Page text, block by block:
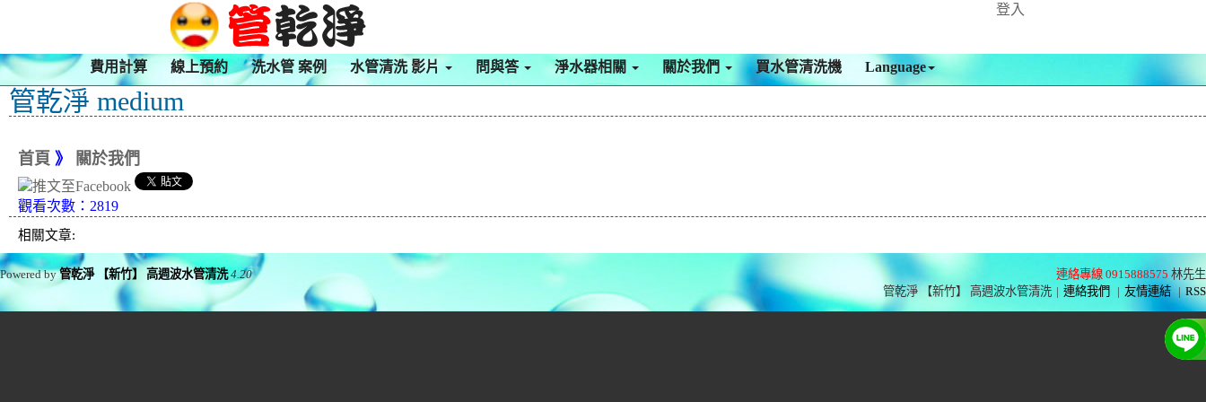
登入
費用計算 線上預約 洗水管 案例 水管清洗 影片 問與答 淨水器相關 關於我們 買水管清洗機 Language
管乾淨 medium
首頁 》 關於我們
觀看次數：2819
相關文章:
連絡專線 0915888575 林先生
管乾淨 【新竹】 高週波水管清洗 | 連絡我們 | 友情連結 | RSS
Powered by管乾淨 【新竹】 高週波水管清洗 4.20